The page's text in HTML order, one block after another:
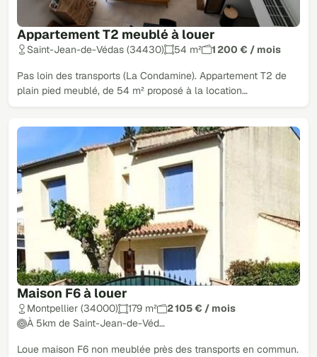
Appartement T2 meublé à louer
Saint-Jean-de-Védas (34430) 54 m² 1 200 € / mois
Pas loin des transports (La Condamine). Appartement T2 de
plain pied meublé, de 54 m² proposé à la location…
Maison F6 à louer
Montpellier (34000) 179 m²
2 105 € / mois
À 5km de Saint-Jean-de-Véd…
Loue maison F6 non meublée près des transports en commun.